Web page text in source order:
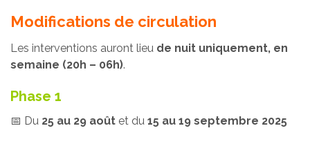
Modifications de circulation
Les interventions auront lieu de nuit uniquement, en
semaine (20h – 06h).
Phase 1
📅 Du 25 au 29 août et du 15 au 19 septembre 2025